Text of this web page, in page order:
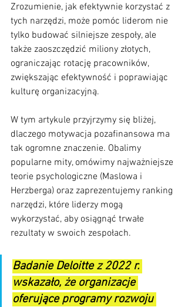
Zrozumienie, jak efektywnie korzystać z
tych narzędzi, może pomóc liderom nie
tylko budować silniejsze zespoły, ale
także zaoszczędzić miliony złotych,
ograniczając rotację pracowników,
zwiększając efektywność i poprawiając
kulturę organizacyjną.
W tym artykule przyjrzymy się bliżej,
dlaczego motywacja pozafinansowa ma
tak ogromne znaczenie. Obalimy
popularne mity, omówimy najważniejsze
teorie psychologiczne (Maslowa i
Herzberga) oraz zaprezentujemy ranking
narzędzi, które liderzy mogą
wykorzystać, aby osiągnąć trwałe
rezultaty w swoich zespołach.
Badanie Deloitte z 2022 r.
wskazało, że organizacje
oferujące programy rozwoju